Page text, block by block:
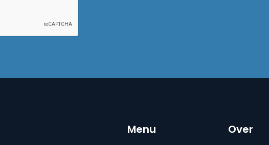
Menu Over